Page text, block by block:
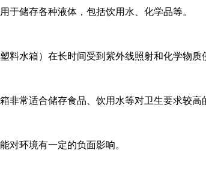
于储存各种液体，包括饮用水、化学品等。
水箱）在长时间受到紫外线照射和化学物质
常适合储存食品、饮用水等对卫生要求较高
对环境有一定的负面影响。